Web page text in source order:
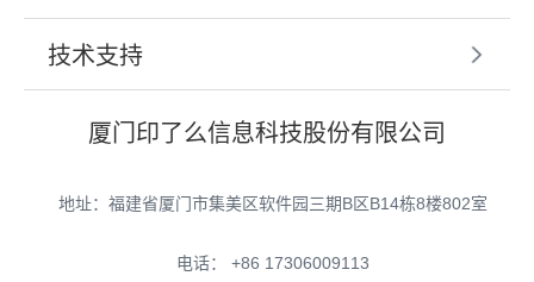
技术支持
厦门印了么信息科技股份有限公司
地址：福建省厦门市集美区软件园三期B区B14栋8楼802室
电话： +86 17306009113